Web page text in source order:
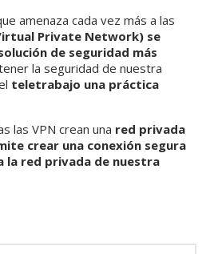
amenaza cada vez más a las
Private Network) se
de seguridad más
la seguridad de nuestra
teletrabajo una práctica
las VPN crean una red privada
crear una conexión segura
la red privada de nuestra